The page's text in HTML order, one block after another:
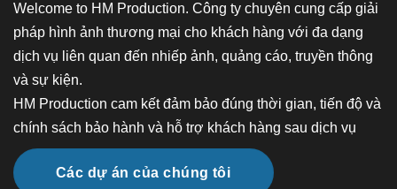
Welcome to HM Production. Công ty chuyên cung cấp giải
pháp hình ảnh thương mại cho khách hàng với đa dạng
dịch vụ liên quan đến nhiếp ảnh, quảng cáo, truyền thông
và sự kiện.
HM Production cam kết đảm bảo đúng thời gian, tiến độ và
chính sách bảo hành và hỗ trợ khách hàng sau dịch vụ
Các dự án của chúng tôi